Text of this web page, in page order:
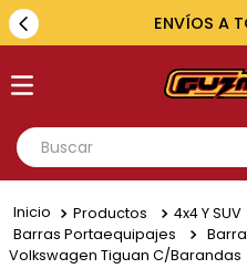
ENVÍOS A
Buscar
1.
toyota
renault
Productos 4x4 Y SUV
Barras Portaequipajes
Volkswagen Tiguan C/barandas